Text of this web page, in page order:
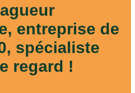
entreprise de
spécialiste
regard !